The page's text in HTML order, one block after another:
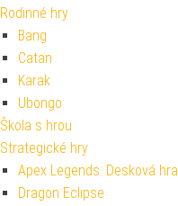
Rodinné hry
Bang
Catan
Karak
Ubongo
Škola s hrou
Strategické hry
Apex Legends: Desková hra
Dragon Eclipse